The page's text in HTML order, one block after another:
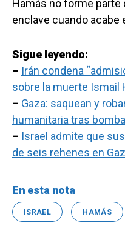
Hamás no forme parte
enclave cuando acabe
Sigue leyendo:
– Irán condena
sobre la muerte Ismail
– Gaza: saquean y
humanitaria tras
– Israel admite que
de seis rehenes en
En esta nota
ISRAEL HAMÁS